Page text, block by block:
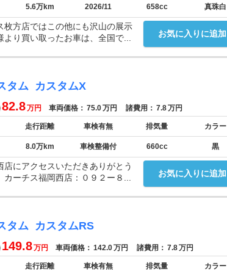
5.6万km 2026/11 658cc 真珠白
お気に入りに追加
方店ではこの他にも沢山の展示
り買い取ったお車は、全国で...
タム カスタムX
82.8万円 車両価格： 75.0万円 諸費用： 7.8万円
走行距離 車検有無 排気量 カラー
8.0万km 車検整備付 660cc 黒
お気に入りに追加
にアクセスいただきありがとう
ーチス福岡西店：０９２ー８...
タム カスタムRS
149.8万円 車両価格： 142.0万円 諸費用： 7.8万円
走行距離 車検有無 排気量 カラー